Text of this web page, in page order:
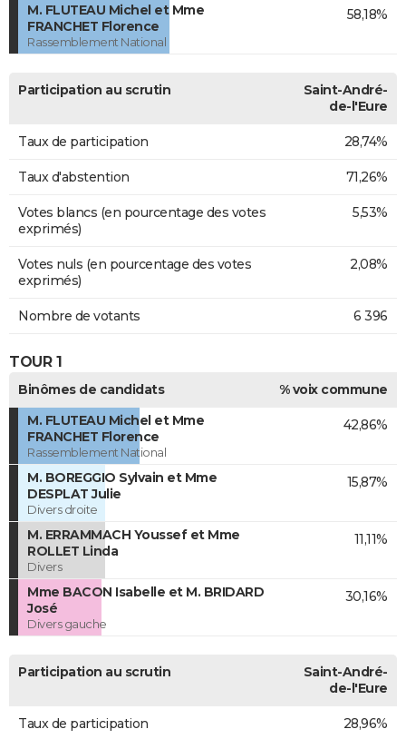
M. FLUTEAU Michel et Mme
FRANCHET Florence
Rassemblement National
58,18%
Participation au scrutin
Saint-André-
de-l'Eure
Taux de participation 28,74%
Taux d'abstention 71,26%
Votes blancs (en pourcentage des votes
exprimés)
5,53%
Votes nuls (en pourcentage des votes
exprimés)
2,08%
Nombre de votants 6 396
TOUR 1
Binômes de candidats
% voix commune
M. FLUTEAU Michel et Mme
FRANCHET Florence
Rassemblement National
42,86%
M. BOREGGIO Sylvain et Mme
DESPLAT Julie
Divers droite
15,87%
M. ERRAMMACH Youssef et Mme
ROLLET Linda
Divers
11,11%
Mme BACON Isabelle et M. BRIDARD
José
Divers gauche
30,16%
Participation au scrutin
Saint-André-
de-l'Eure
Taux de participation 28,96%